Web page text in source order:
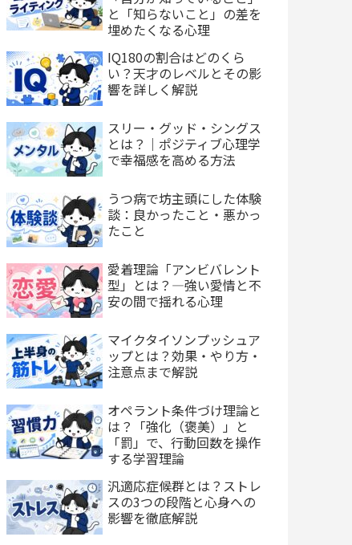
と「知らないこと」の差を
埋めたくなる心理
IQ180の割合はどのくら
い？天才のレベルとその影
響を詳しく解説
スリー・グッド・シングス
とは？｜ポジティブ心理学
で幸福感を高める方法
うつ病で坊主頭にした体験
談：良かったこと・悪かっ
たこと
愛着理論「アンビバレント
型」とは？—強い愛情と不
安の間で揺れる心理
マイクタイソンプッシュア
ップとは？効果・やり方・
注意点まで解説
オペラント条件づけ理論と
は？「強化（褒美）」と
「罰」で、行動回数を操作
する学習理論
汎適応症候群とは？ストレ
スの3つの段階と心身への
影響を徹底解説